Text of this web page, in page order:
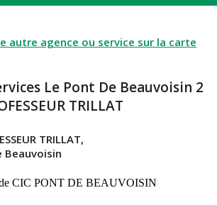
autre agence ou service sur la carte
Le Pont De Beauvoisin 2
TRILLAT
TRILLAT,
Beauvoisin